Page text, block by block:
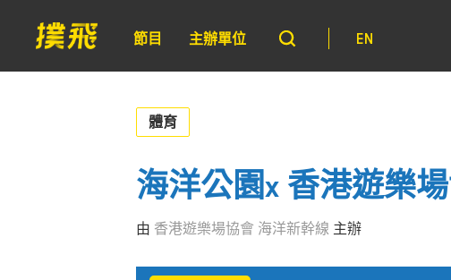
節目 主辦單位 EN
體育
海洋公園x 香港遊樂
由 香港遊樂場協會 海洋新幹線 主辦